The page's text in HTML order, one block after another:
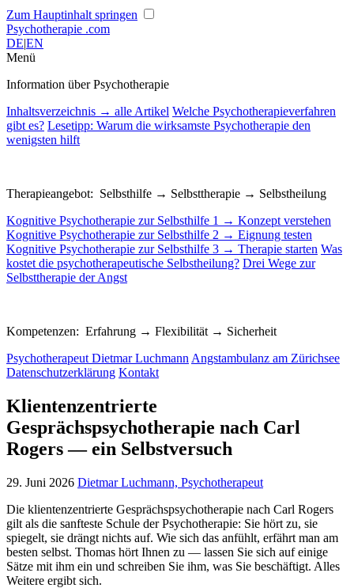
Zum Hauptinhalt springen
Psychotherapie .com
DE|EN
Menü
Information über Psychotherapie
Inhaltsverzeichnis → alle Artikel Welche Psychotherapieverfahren
gibt es? Lesetipp: Warum die wirksamste Psychotherapie den
wenigsten hilft
Therapieangebot: Selbsthilfe → Selbsttherapie → Selbstheilung
Kognitive Psychotherapie zur Selbsthilfe 1 → Konzept verstehen
Kognitive Psychotherapie zur Selbsthilfe 2 → Eignung testen
Kognitive Psychotherapie zur Selbsthilfe 3 → Therapie starten Was
kostet die psychotherapeutische Selbstheilung? Drei Wege zur
Selbsttherapie der Angst
Kompetenzen: Erfahrung → Flexibilität → Sicherheit
Psychotherapeut Dietmar Luchmann Angstambulanz am Zürichsee
Datenschutzerklärung Kontakt
Klientenzentrierte
Gesprächspsychotherapie nach Carl
Rogers — ein Selbstversuch
29. Juni 2026 Dietmar Luchmann, Psychotherapeut
Die klientenzentrierte Gesprächspsychotherapie nach Carl Rogers
gilt als die sanfteste Schule der Psychotherapie: Sie hört zu, sie
spiegelt, sie drängt nichts auf. Wie sich das anfühlt, erfährt man am
besten selbst. Thomas hört Ihnen zu — lassen Sie sich auf einige
Sätze mit ihm ein und schreiben Sie ihm, was Sie beschäftigt. Alles
Weitere ergibt sich.